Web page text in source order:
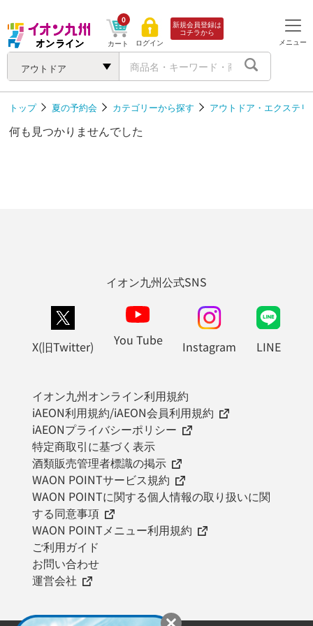
アウトドア
カート
0
ログイン
新規会員登録は
コチラから
メニュー
トップ 夏の予約会 カテゴリーから探す アウトドア・エクステリ
何も見つかりませんでした
イオン九州公式SNS
X(旧Twitter) You Tube Instagram LINE
イオン九州オンライン利用規約
iAEON利用規約/iAEON会員利用規約
iAEONプライバシーポリシー
特定商取引に基づく表示
酒類販売管理者標識の掲示
WAON POINTサービス規約
WAON POINTに関する個人情報の取り扱いに関
する同意事項
WAON POINTメニュー利用規約
ご利用ガイド
お問い合わせ
運営会社